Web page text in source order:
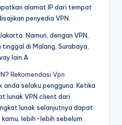
alamat IP dari tempat
penyedia VPN.
Namun, dengan VPN,
di Malang, Surabaya,
lain.A
Rekomendasi Vpn
anda selaku pengguna: Ketika
lunak VPN client dari
lunak selanjutnya dapat
lebih-lebih sebelum